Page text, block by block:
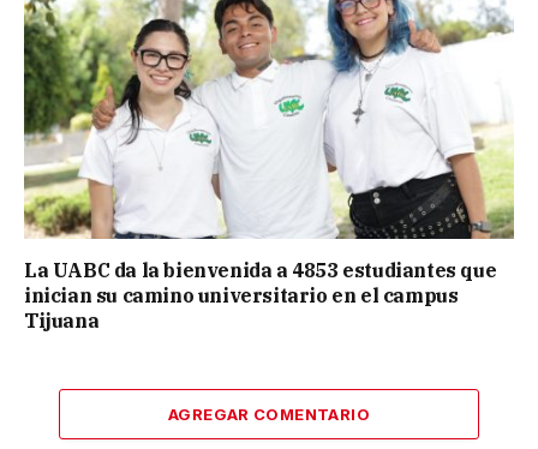
La UABC da la bienvenida a 4853 estudiantes que
inician su camino universitario en el campus
Tijuana
AGREGAR COMENTARIO